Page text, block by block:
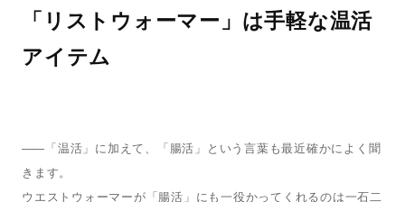
「リストウォーマー」は手軽な温活
アイテム
—— 「温活」に加えて、「腸活」という言葉も最近確かによく聞
きます。
ウエストウォーマーが「腸活」にも一役かってくれるのは一石二